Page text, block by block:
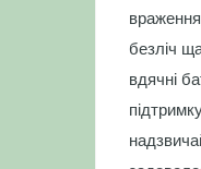
безліч
вдячні